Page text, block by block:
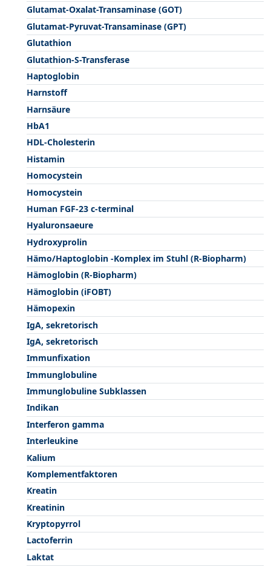
Glutamat-Oxalat-Transaminase (GOT)
Glutamat-Pyruvat-Transaminase (GPT)
Glutathion
Glutathion-S-Transferase
Haptoglobin
Harnstoff
Harnsäure
HbA1
HDL-Cholesterin
Histamin
Homocystein
Homocystein
Human FGF-23 c-terminal
Hyaluronsaeure
Hydroxyprolin
Hämo/Haptoglobin -Komplex im Stuhl (R-Biopharm)
Hämoglobin (R-Biopharm)
Hämoglobin (iFOBT)
Hämopexin
IgA, sekretorisch
IgA, sekretorisch
Immunfixation
Immunglobuline
Immunglobuline Subklassen
Indikan
Interferon gamma
Interleukine
Kalium
Komplementfaktoren
Kreatin
Kreatinin
Kryptopyrrol
Lactoferrin
Laktat